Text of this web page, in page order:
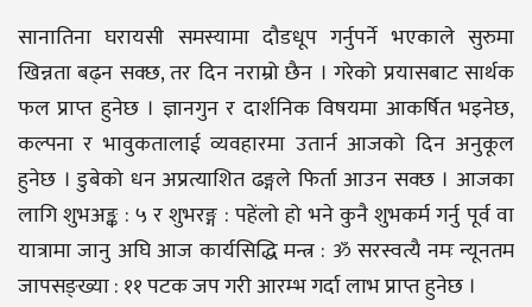
सानातिना घरायसी समस्यामा दौडधूप गर्नुपर्ने भएकाले सुरुमा
खिन्नता बढ्न सक्छ, तर दिन नराम्रो छैन । गरेको प्रयासबाट सार्थक
फल प्राप्त हुनेछ । ज्ञानगुन र दार्शनिक विषयमा आकर्षित भइनेछ,
कल्पना र भावुकतालाई व्यवहारमा उतार्न आजको दिन अनुकूल
हुनेछ । डुबेको धन अप्रत्याशित ढङ्गले फिर्ता आउन सक्छ । आजका
लागि शुभअङ्क : ५ र शुभरङ्ग : पहेंलो हो भने कुनै शुभकर्म गर्नु पूर्व वा
यात्रामा जानु अघि आज कार्यसिद्धि मन्त्र : ॐ सरस्वत्यै नमः न्यूनतम
जापसङ्ख्या : ११ पटक जप गरी आरम्भ गर्दा लाभ प्राप्त हुनेछ ।